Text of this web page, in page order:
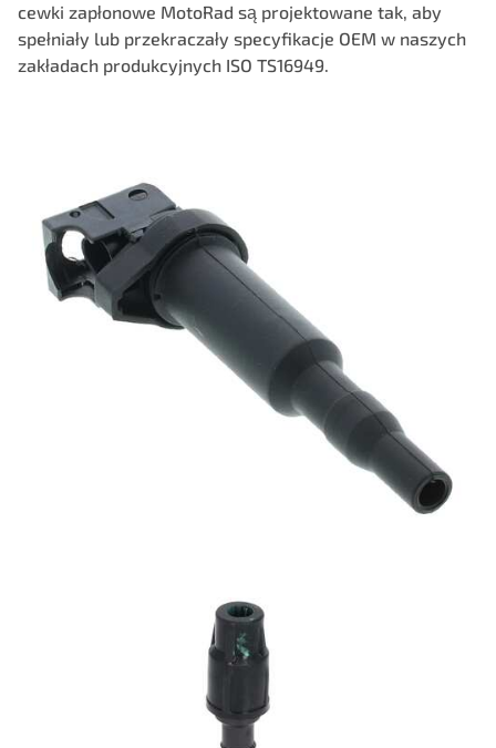
cewki zapłonowe MotoRad są projektowane tak, aby
spełniały lub przekraczały specyfikacje OEM w naszych
zakładach produkcyjnych ISO TS16949.